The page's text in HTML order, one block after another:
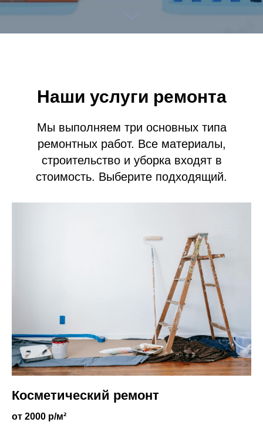
Наши услуги ремонта
Мы выполняем три основных типа
ремонтных работ. Все материалы,
строительство и уборка входят в
стоимость. Выберите подходящий.
Косметический ремонт
от 2000 р/м²